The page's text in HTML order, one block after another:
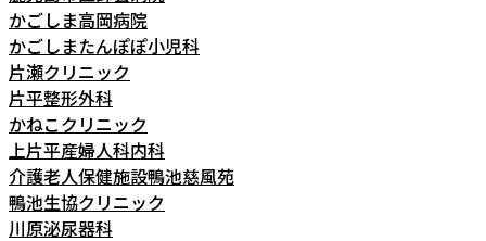
かごしま高岡病院
かごしまたんぽぽ小児科
片瀬クリニック
片平整形外科
かねこクリニック
上片平産婦人科内科
介護老人保健施設鴨池慈風苑
鴨池生協クリニック
川原泌尿器科